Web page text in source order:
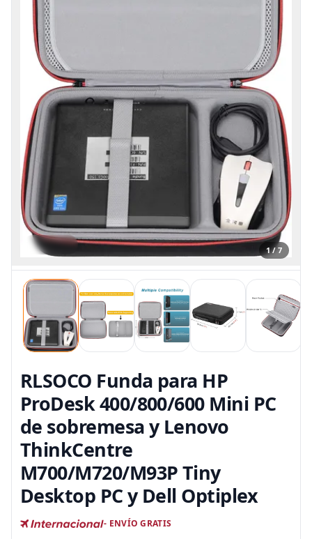
1 / 7
RLSOCO Funda para HP
ProDesk 400/800/600 Mini PC
de sobremesa y Lenovo
ThinkCentre
M700/M720/M93P Tiny
Desktop PC y Dell Optiplex
- ENVÍO GRATIS